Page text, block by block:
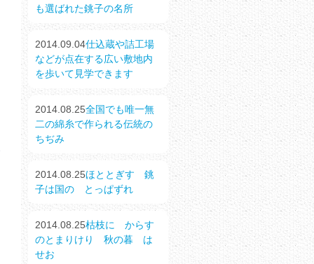
も選ばれた銚子の名所
2014.09.04仕込蔵や詰工場
などが点在する広い敷地内
を歩いて見学できます
2014.08.25全国でも唯一無
二の綿糸で作られる伝統の
ちぢみ
2014.08.25ほととぎす 銚
子は国の とっぱずれ
2014.08.25枯枝に からす
のとまりけり 秋の暮 は
せお